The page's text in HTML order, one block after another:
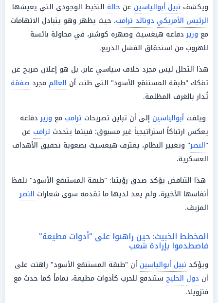
ويكشف نبيل أبوالياسين عن حالة التخبط الوجودي التي يعيشها
الرئيس الأمريكي دونالد ترامب، حيث يظهر وهو يتبادل الاتهامات
مع وزيردفاعه هيغسيث وصهره كوشنر، في محاولة بائسة
للهروب من استحقاق الفشل الذريع.
هذا التحلل ليس مجرد خلاف سياسي عابر، بل هو إعلان صريح عن
تفكك "طبقة المستنقع الأسود" التي ظنت أن العالم مجرد صفقة
تُدار بالغرف المظلمة.
ويلفت أبوالياسين إلى أن تباين تصريحات ترامب مع وزيردفاعه
يعكس ارتباكاً استراتيجياً غير مسبوق؛ فبينما يتحدث ترامب عن
"النصر" وتغيير النظام، يعترف هيغسيث بصعوبة تحقيق الأهداف
العسكرية.
هذا التناقض يؤكد صدق رؤيتنا: "طبقة المستنقع الأسود" تلفظ
أنفاسها الأخيرة، ولم يعد لديها ما تقدمه سوى شعارات النصر
المزيف.
المخطط الخبيث: حين راهنوا على "أدوات مطيعة"
فاصطدموا بإرادة شعب
ويؤكد نبيل أبوالياسين أن "طبقة المستنقع الأسود" راهنت على
أن دول الخليج ستندفع للحرب كأدوات مطيعة، تماماً كما حدث مع
فنزويلا.